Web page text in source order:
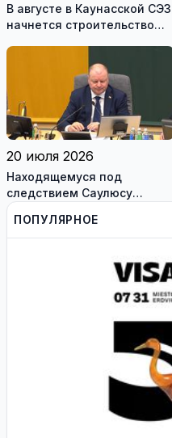
В августе в Каунасской СЭЗ
начнется строительство
20 июля 2026
Находящемуся под
следствием Саулюсу
Сквернялису временно
разрешили выехать за
границу
ПОПУЛЯРНОЕ